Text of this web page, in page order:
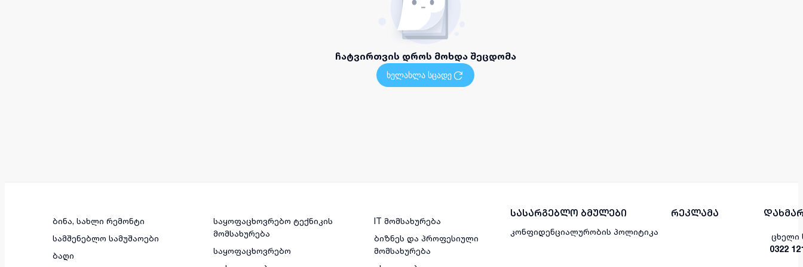
ჩატვირთვის დროს მოხდა შეცდომა
ხელახლა სცადე
ბინა, სახლი რემონტი
სამშენებლო სამუშაოები
ბაღი
საყოფაცხოვრებო ტექნიკის
მომსახურება
საყოფაცხოვრებო
IT მომსახურება
ბიზნეს და პროფესიული
მომსახურება
რეკლამა
სასარგებლო ბმულები
კონფიდენციალურობის პოლიტიკა
ცხელი
0322